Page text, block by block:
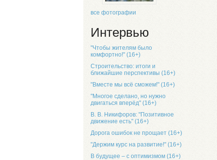
все фотографии
Интервью
"Чтобы жителям было
комфортно!" (16+)
Строительство: итоги и
ближайшие перспективы (16+)
"Вместе мы всё сможем!" (16+)
"Многое сделано, но нужно
двигаться вперёд" (16+)
В. В. Никифоров: "Позитивное
движение есть" (16+)
Дорога ошибок не прощает (16+)
"Держим курс на развитие!" (16+)
В будущее – с оптимизмом (16+)